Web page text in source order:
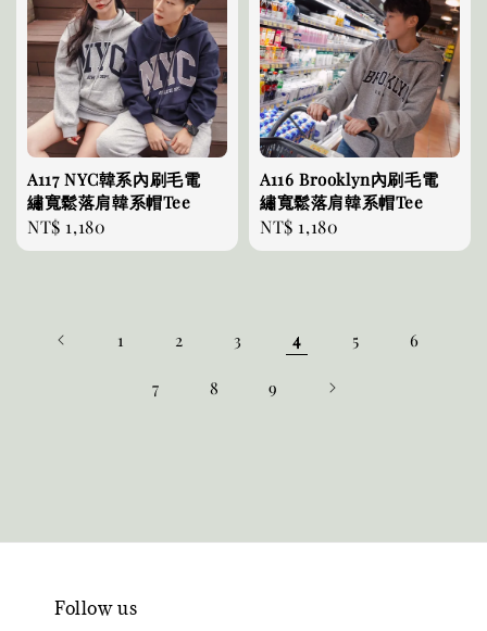
A117 NYC韓系內刷毛電
繡寬鬆落肩韓系帽Tee
Regular
price
NT$ 1,180
A116 Brooklyn內刷毛電
繡寬鬆落肩韓系帽Tee
Regular
price
NT$ 1,180
1 2 3 4 5 6
7 8 9
Follow us